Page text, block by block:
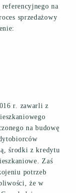
na
sprzedażowy
r. zawarli z
na budowę
środki z kredytu
Zaś
potrzeb
że w